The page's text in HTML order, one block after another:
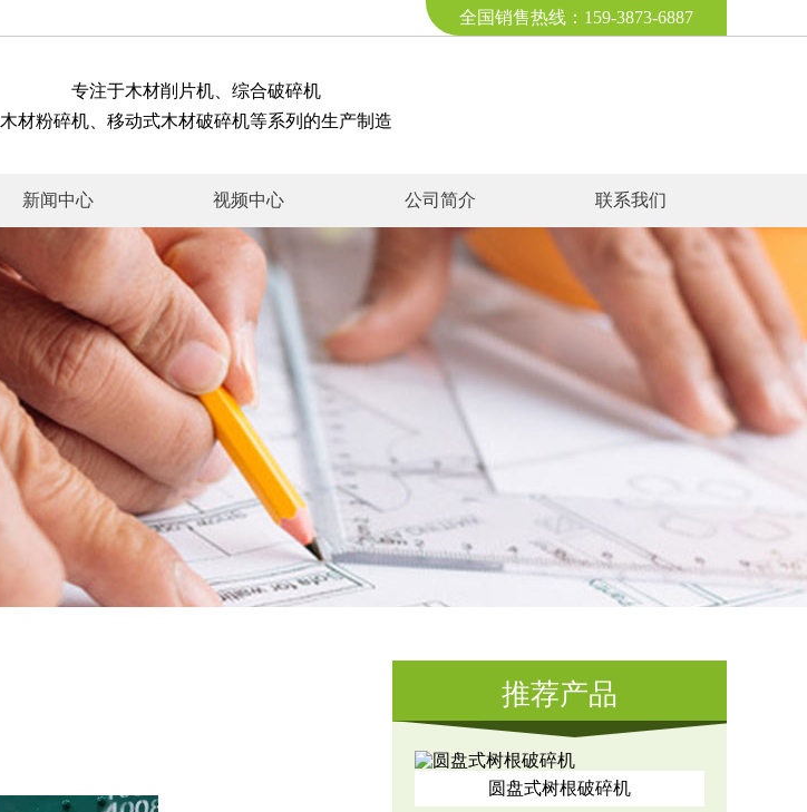
全国销售热线：159-3873-6887
专注于木材削片机、综合破碎机
木材粉碎机、移动式木材破碎机等系列的生产制造
新闻中心 视频中心 公司简介 联系我们
推荐产品
圆盘式树根破碎机